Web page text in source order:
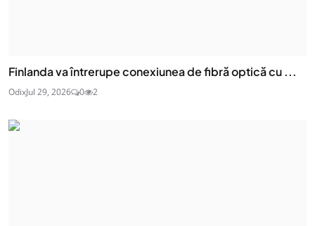
Finlanda va întrerupe conexiunea de fibră optică cu ...
OdixJul 29, 2026 0 2